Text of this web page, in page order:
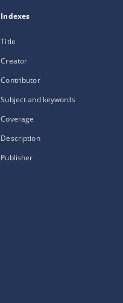
Indexes
Title
Creator
Contributor
Subject and keywords
Coverage
Description
Publisher